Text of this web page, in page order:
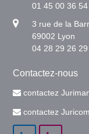
01 45 00 36 54
3 rue de la
69002 Lyon
04 28 29 26 29
Contactez-nous
contactez
contactez